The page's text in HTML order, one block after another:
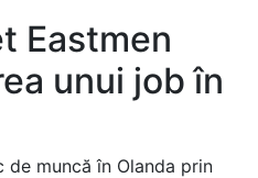
Eastmen
unui job în
de muncă în Olanda prin